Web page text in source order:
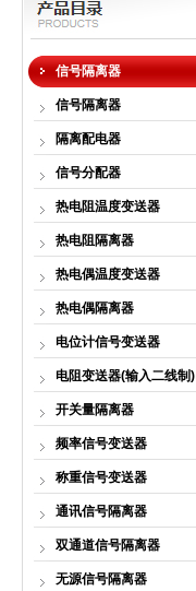
信号隔离器
信号隔离器
隔离配电器
信号分配器
热电阻温度变送器
热电阻隔离器
热电偶温度变送器
热电偶隔离器
电位计信号变送器
电阻变送器(输入二线制)
开关量隔离器
频率信号变送器
称重信号变送器
通讯信号隔离器
双通道信号隔离器
无源信号隔离器